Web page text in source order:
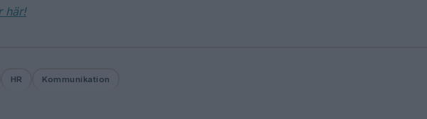
här!
HR Kommunikation